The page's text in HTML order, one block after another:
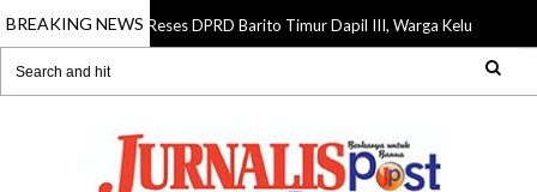
BREAKING NEWS
07 Aug 2026 Reses DPRD Barito Timur Dapil III, Warga Keluhkan